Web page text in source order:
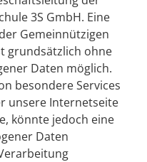
3S GmbH. Eine
Gemeinnützigen
grundsätzlich ohne
Daten möglich.
besondere Services
unsere Internetseite
könnte jedoch eine
Daten